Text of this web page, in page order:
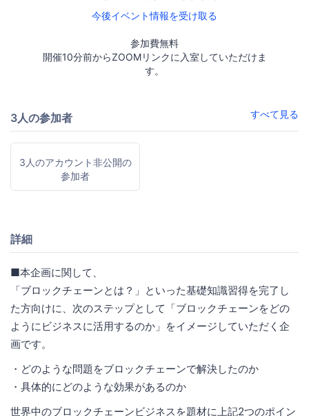
今後イベント情報を受け取る
参加費無料
開催10分前からZOOMリンクに入室していただけま
す。
3人の参加者 すべて見る
3人のアカウント非公開の
参加者
詳細
■本企画に関して、
「ブロックチェーンとは？」といった基礎知識習得を完了し
た方向けに、次のステップとして「ブロックチェーンをどの
ようにビジネスに活用するのか」をイメージしていただく企
画です。
・どのような問題をブロックチェーンで解決したのか
・具体的にどのような効果があるのか
世界中のブロックチェーンビジネスを題材に上記2つのポイン